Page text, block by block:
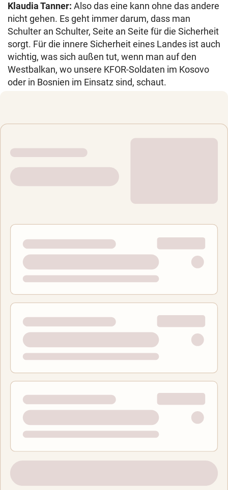
Klaudia Tanner: Also das eine kann ohne das andere
nicht gehen. Es geht immer darum, dass man
Schulter an Schulter, Seite an Seite für die Sicherheit
sorgt. Für die innere Sicherheit eines Landes ist auch
wichtig, was sich außen tut, wenn man auf den
Westbalkan, wo unsere KFOR-Soldaten im Kosovo
oder in Bosnien im Einsatz sind, schaut.